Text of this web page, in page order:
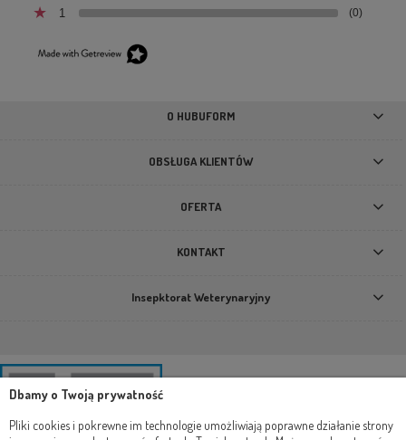
1 (0)
O HUBUFORM
OBSŁUGA KLIENTÓW
OFERTA
KONTAKT
Insepktorat Weterynaryjny
Dbamy o Twoją prywatność
Pliki cookies i pokrewne im technologie umożliwiają poprawne działanie strony